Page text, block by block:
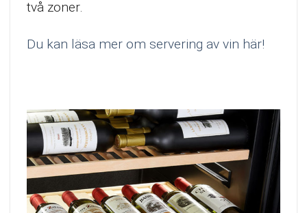
två zoner.
Du kan läsa mer om servering av vin här!